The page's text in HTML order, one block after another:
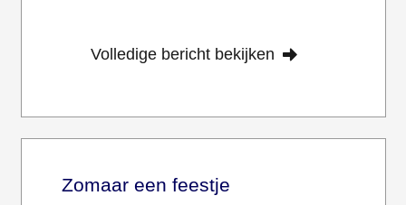
Volledige bericht bekijken
Zomaar een feestje